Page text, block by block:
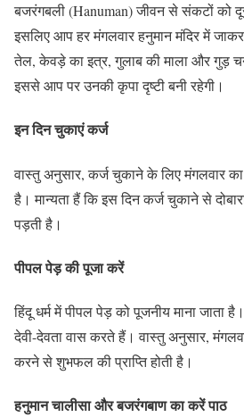
बजरंगबली (Hanuman) जीवन से संकटों को
इसलिए आप हर मंगलवार हनुमान मंदिर में
तेल, केवड़े का इत्र, गुलाब की माला और गुड़
इससे आप पर उनकी कृपा दृष्टी बनी रहेगी।
इन दिन चुकाएं कर्ज
वास्तु अनुसार, कर्ज चुकाने के लिए मंगलवार का
है। मान्यता हैं कि इस दिन कर्ज चुकाने से
पड़ती है।
पीपल पेड़ की पूजा करें
हिंदू धर्म में पीपल पेड़ को पूजनीय माना जाता
देवी-देवता वास करते हैं। वास्तु अनुसार,
करने से शुभफल की प्राप्ति होती है।
हनुमान चालीसा और बजरंगबाण का करें पाठ